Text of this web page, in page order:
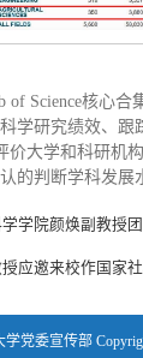
of Science核心合
学研究绩效、跟
价大学和科研机
的判断学科发展
学院颜焕副教授
应邀来校作国家
党委宣传部